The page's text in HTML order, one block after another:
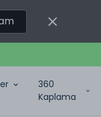
360
Kaplama